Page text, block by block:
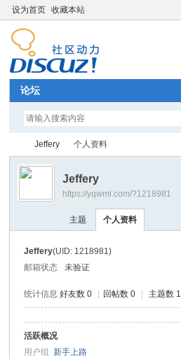
设为首页 收藏本站
论坛
›
Jeffery 个人资料
Jeffery
https://yqwml.com/?1218981
主题 个人资料
Jeffery(UID: 1218981)
邮箱状态
未验证
统计信息 好友数 0 回帖数 0 主题数 1
活跃概况
用户组新手上路